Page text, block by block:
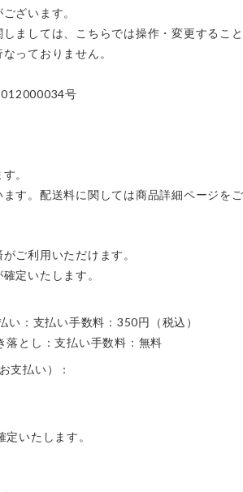
ざいます。
ましては、こちらでは操作・変更すること
っておりません。
号
。
す。配送料に関しては商品詳細ページをご
ご利用いただけます。
定いたします。
い：支払い手数料：350円（税込）
落とし：支払い手数料：無料
支払い）：
いたします。